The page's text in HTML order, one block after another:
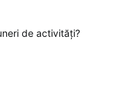
de activități?